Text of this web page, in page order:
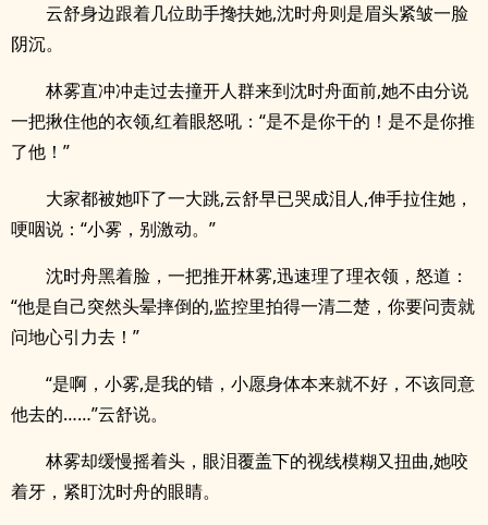
云舒身边跟着几位助手搀扶她,沈时舟则是眉头紧皱一脸
阴沉。
林雾直冲冲走过去撞开人群来到沈时舟面前,她不由分说
一把揪住他的衣领,红着眼怒吼：“是不是你干的！是不是你推
了他！”
大家都被她吓了一大跳,云舒早已哭成泪人,伸手拉住她，
哽咽说：“小雾，别激动。”
沈时舟黑着脸，一把推开林雾,迅速理了理衣领，怒道：
“他是自己突然头晕摔倒的,监控里拍得一清二楚，你要问责就
问地心引力去！”
“是啊，小雾,是我的错，小愿身体本来就不好，不该同意
他去的……”云舒说。
林雾却缓慢摇着头，眼泪覆盖下的视线模糊又扭曲,她咬
着牙，紧盯沈时舟的眼睛。